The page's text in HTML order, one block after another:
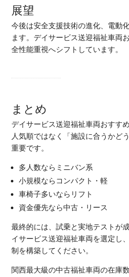
展望
今後は安全支援技術の進化、電動
ます。デイサービス送迎福祉車両
全性能重視へシフトしています。
まとめ
デイサービス送迎福祉車両おすす
人気順ではなく「施設に合うかど
重要です。
多人数ならミニバン系
小規模ならコンパクト・軽
車椅子多いならリフト
資金優先なら中古・リース
最終的には、試乗と実地テストが
イサービス送迎福祉車両を選定し
制を構築してください。
関西最大級の中古福祉車両の在庫数